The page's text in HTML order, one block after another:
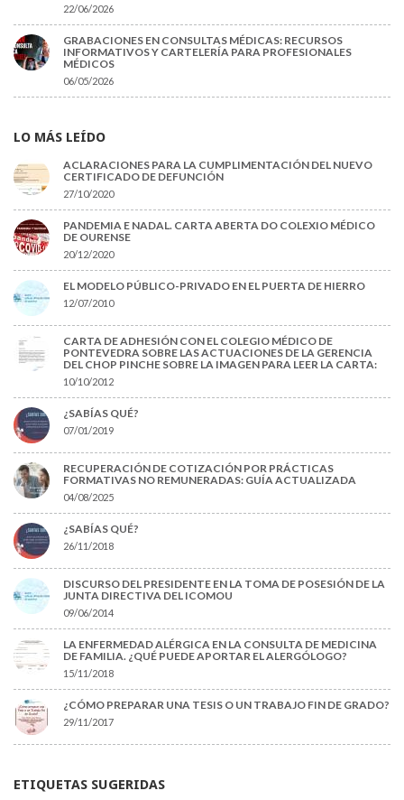
22/06/2026
GRABACIONES EN CONSULTAS MÉDICAS: RECURSOS
INFORMATIVOS Y CARTELERÍA PARA PROFESIONALES
MÉDICOS
06/05/2026
LO MÁS LEÍDO
ACLARACIONES PARA LA CUMPLIMENTACIÓN DEL NUEVO
CERTIFICADO DE DEFUNCIÓN
27/10/2020
PANDEMIA E NADAL. CARTA ABERTA DO COLEXIO MÉDICO
DE OURENSE
20/12/2020
EL MODELO PÚBLICO-PRIVADO EN EL PUERTA DE HIERRO
12/07/2010
CARTA DE ADHESIÓN CON EL COLEGIO MÉDICO DE
PONTEVEDRA SOBRE LAS ACTUACIONES DE LA GERENCIA
DEL CHOP PINCHE SOBRE LA IMAGEN PARA LEER LA CARTA:
10/10/2012
¿SABÍAS QUÉ?
07/01/2019
RECUPERACIÓN DE COTIZACIÓN POR PRÁCTICAS
FORMATIVAS NO REMUNERADAS: GUÍA ACTUALIZADA
04/08/2025
¿SABÍAS QUÉ?
26/11/2018
DISCURSO DEL PRESIDENTE EN LA TOMA DE POSESIÓN DE LA
JUNTA DIRECTIVA DEL ICOMOU
09/06/2014
LA ENFERMEDAD ALÉRGICA EN LA CONSULTA DE MEDICINA
DE FAMILIA. ¿QUÉ PUEDE APORTAR EL ALERGÓLOGO?
15/11/2018
¿CÓMO PREPARAR UNA TESIS O UN TRABAJO FIN DE GRADO?
29/11/2017
ETIQUETAS SUGERIDAS